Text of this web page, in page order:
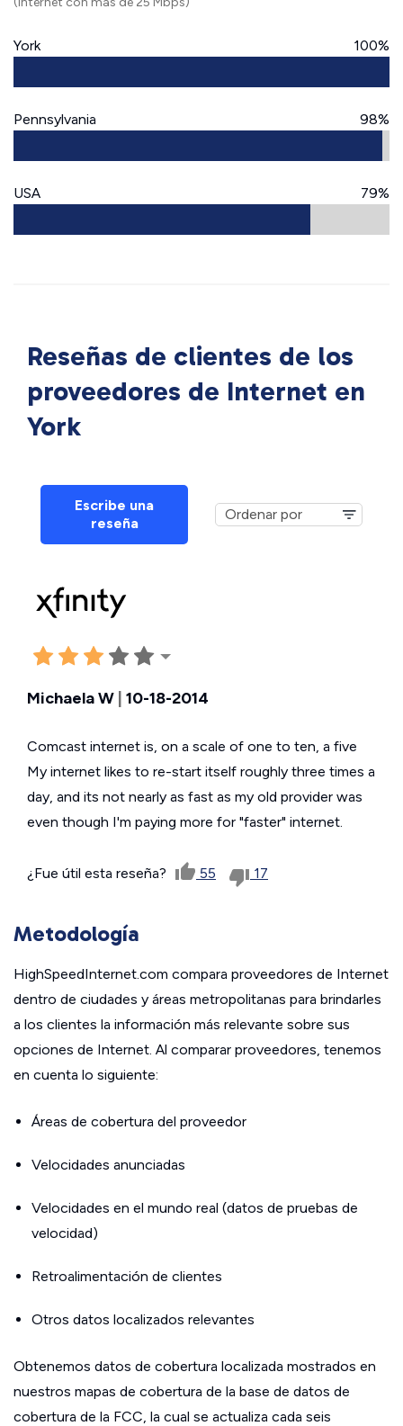
York 100%
Pennsylvania 98%
USA 79%
Reseñas de clientes de los
proveedores de Internet en
York
Escribe una
reseña
Michaela W 10-18-2014
Comcast internet is, on a scale of one to ten, a five
My internet likes to re-start itself roughly three times a
day, and its not nearly as fast as my old provider was
even though I'm paying more for "faster" internet.
¿Fue útil esta reseña? 55 17
Metodología
HighSpeedInternet.com compara proveedores de Internet
dentro de ciudades y áreas metropolitanas para brindarles
a los clientes la información más relevante sobre sus
opciones de Internet. Al comparar proveedores, tenemos
en cuenta lo siguiente:
Áreas de cobertura del proveedor
Velocidades anunciadas
Velocidades en el mundo real (datos de pruebas de
velocidad)
Retroalimentación de clientes
Otros datos localizados relevantes
Obtenemos datos de cobertura localizada mostrados en
nuestros mapas de cobertura de la base de datos de
cobertura de la FCC, la cual se actualiza cada seis